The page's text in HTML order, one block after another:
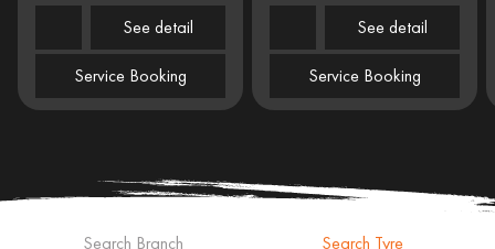
See detail
Service Booking
See detail
Service Booking
Search Branch Search Tyre